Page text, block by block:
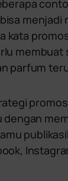
menjadi
kata
parfum
dengan